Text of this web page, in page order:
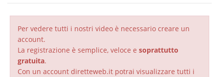
Per vedere tutti i nostri video è necessario creare un
account.
La registrazione è semplice, veloce e soprattutto
gratuita.
Con un account diretteweb.it potrai visualizzare tutti i